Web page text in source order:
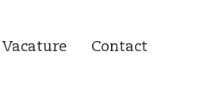
Vacature Contact